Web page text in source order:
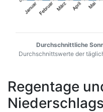
Durchschnittliche
Durchschnittswerte der
Regentage